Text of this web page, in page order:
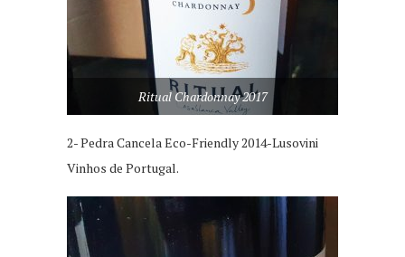
Ritual Chardonnay 2017
2- Pedra Cancela Eco-Friendly 2014-Lusovini
Vinhos de Portugal.